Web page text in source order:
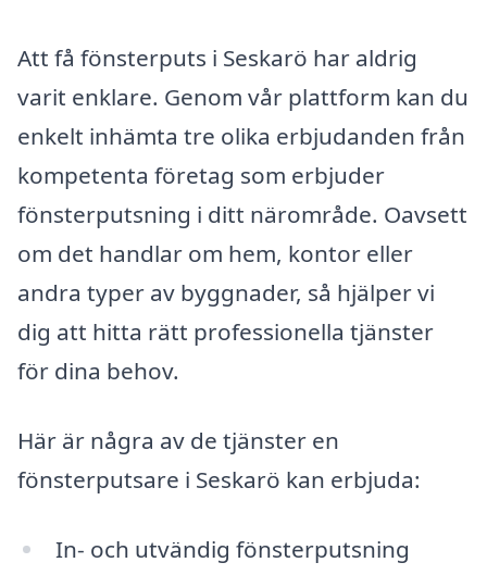
Att få fönsterputs i Seskarö har aldrig
varit enklare. Genom vår plattform kan du
enkelt inhämta tre olika erbjudanden från
kompetenta företag som erbjuder
fönsterputsning i ditt närområde. Oavsett
om det handlar om hem, kontor eller
andra typer av byggnader, så hjälper vi
dig att hitta rätt professionella tjänster
för dina behov.
Här är några av de tjänster en
fönsterputsare i Seskarö kan erbjuda:
In- och utvändig fönsterputsning